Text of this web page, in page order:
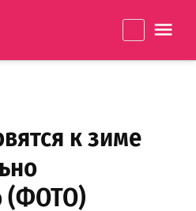
к зиме
(ФОТО)